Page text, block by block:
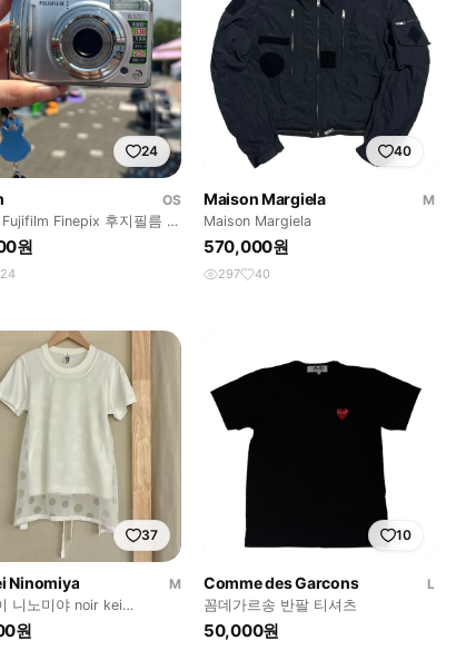
24
OS
Finepix 후지필름 파
디카
원
24
40
Maison Margiela
M
Maison Margiela
570,000원
297 40
37
Ninomiya
M
니노미야 noir kei
도트 도킹 티셔츠
원
10
Comme des Garcons
L
꼼데가르송 반팔 티셔츠
50,000원